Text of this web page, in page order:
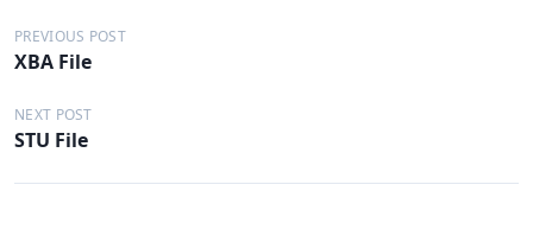
Đ
i
ề
u
h
PREVIOUS POST
XBA File
NEXT POST
STU File